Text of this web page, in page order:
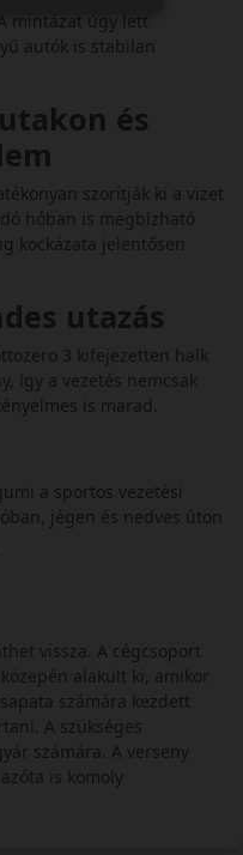
mintázat úgy lett
autók is stabilan
és
szorítják ki a vizet
hóban is megbízható
kockázata jelentősen
utazás
3 kifejezetten halk
így a vezetés nemcsak
is marad.
a sportos vezetési
jégen és nedves úton
vissza. A cégcsoport
alakult ki, amikor
számára kezdett
A szükséges
számára. A verseny
is komoly